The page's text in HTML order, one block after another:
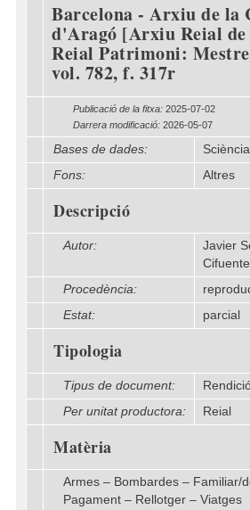
Barcelona - Arxiu de la
d'Aragó [Arxiu Reial
Reial Patrimoni:
vol. 782, f. 317r
Publicació de la fitxa: 2025-07-02
Darrera modificació: 2026-05-07
Bases de dades:
Fons:
Altres
Descripció
Autor:
Javier
Procedència:
Estat:
parcial
Tipologia
Tipus de document:
Per unitat productora:
Reial
Matèria
Armes – Bombardes – Familiar/
Pagament – Rellotger – Viatges